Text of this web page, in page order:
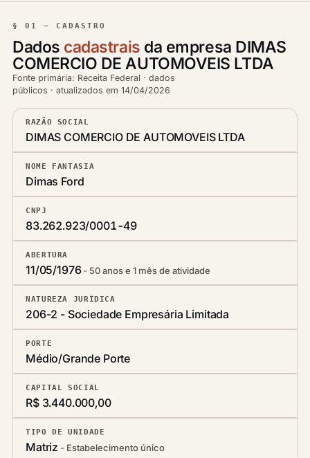
§ 01 — CADASTRO
Dados cadastrais da empresa DIMAS
COMERCIO DE AUTOMOVEIS LTDA
Fonte primária: Receita Federal · dados
públicos · atualizados em 14/04/2026
RAZÃO SOCIAL
DIMAS COMERCIO DE AUTOMOVEIS LTDA
NOME FANTASIA
Dimas Ford
CNPJ
83.262.923/0001-49
ABERTURA
11/05/1976 50 anos e 1 mês de atividade
NATUREZA JURÍDICA
206-2 - Sociedade Empresária Limitada
PORTE
Médio/Grande Porte
CAPITAL SOCIAL
R$ 3.440.000,00
TIPO DE UNIDADE
Matriz Estabelecimento único